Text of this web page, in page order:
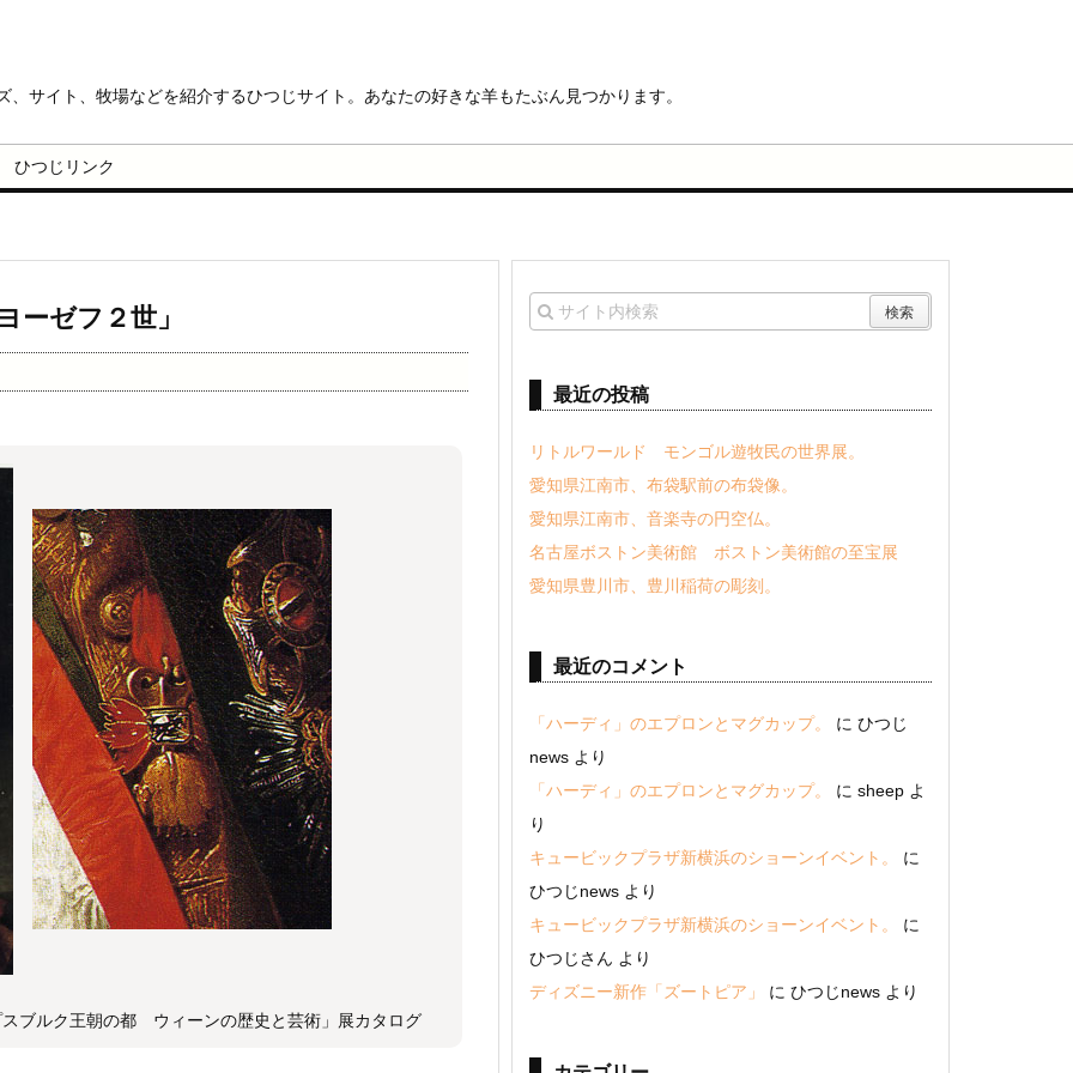
サイト、牧場などを紹介するひつじサイト。あなたの好きな羊もたぶん見つかります。
ひつじリンク
ゼフ２世」
ブルク王朝の都 ウィーンの歴史と芸術」展カタログ
最近の投稿
リトルワールド モンゴル遊牧民の世界展。
愛知県江南市、布袋駅前の布袋像。
愛知県江南市、音楽寺の円空仏。
名古屋ボストン美術館 ボストン美術館の至宝展
愛知県豊川市、豊川稲荷の彫刻。
最近のコメント
「ハーディ」のエプロンとマグカップ。 に ひつじ
news より
「ハーディ」のエプロンとマグカップ。
に sheep よ
り
キュービックプラザ新横浜のショーンイベント。
に
ひつじnews より
キュービックプラザ新横浜のショーンイベント。
に
ひつじさん より
ディズニー新作「ズートピア」
に ひつじnews より